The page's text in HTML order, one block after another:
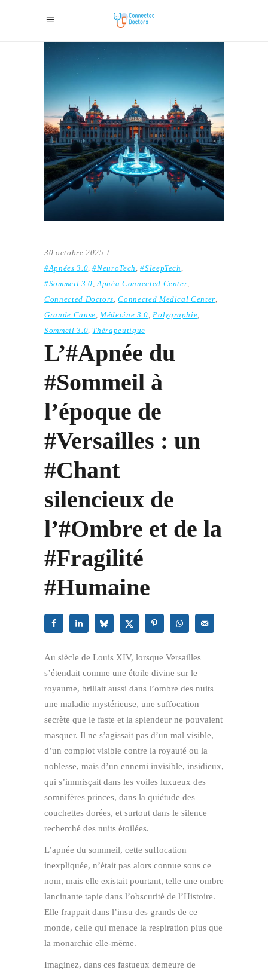
30 octobre 2025
#Apnées 3.0,#NeuroTech ,#SleepTech ,
#Sommeil 3.0,Apnéa Connected Center,
Connected Doctors,Connected Medical Center,
Grande Cause,Médecine 3.0,Polygraphie,
Sommeil 3.0, Thérapeutique
L’#Apnée du
#Sommeil à
l’époque de
#Versailles : un
#Chant
silencieux de
l’#Ombre et de la
#Fragilité
#Humaine
Au siècle de Louis XIV, lorsque Versailles
s’étendait comme une étoile divine sur le
royaume, brillait aussi dans l’ombre des nuits
une maladie mystérieuse, une suffocation
secrète que le faste et la splendeur ne pouvaient
masquer. Il ne s’agissait pas d’un mal visible,
d’un complot visible contre la royauté ou la
noblesse, mais d’un ennemi invisible, insidieux,
qui s’immisçait dans les voiles luxueux des
somnifères princes, dans la quiétude des
couchettes dorées, et surtout dans le silence
recherché des nuits étoilées.
L’apnée du sommeil, cette suffocation
inexpliquée, n’était pas alors connue sous ce
nom, mais elle existait pourtant, telle une ombre
lancinante tapie dans l’obscurité de l’Histoire.
Elle frappait dans l’insu des grands de ce
monde, celle qui menace la respiration plus que
la monarchie elle-même.
Imaginez, dans ces fastueux demeure de